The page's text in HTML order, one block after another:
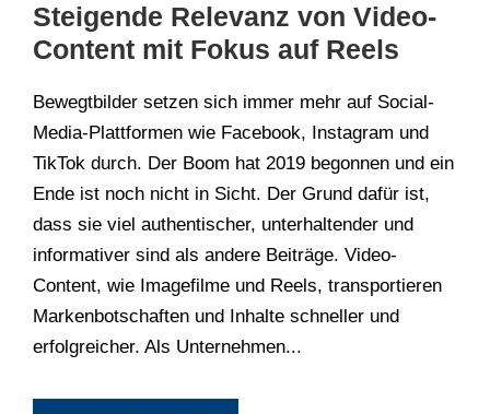
Steigende Relevanz von Video-
Content mit Fokus auf Reels
Bewegtbilder setzen sich immer mehr auf Social-
Media-Plattformen wie Facebook, Instagram und
TikTok durch. Der Boom hat 2019 begonnen und ein
Ende ist noch nicht in Sicht. Der Grund dafür ist,
dass sie viel authentischer, unterhaltender und
informativer sind als andere Beiträge. Video-
Content, wie Imagefilme und Reels, transportieren
Markenbotschaften und Inhalte schneller und
erfolgreicher. Als Unternehmen...